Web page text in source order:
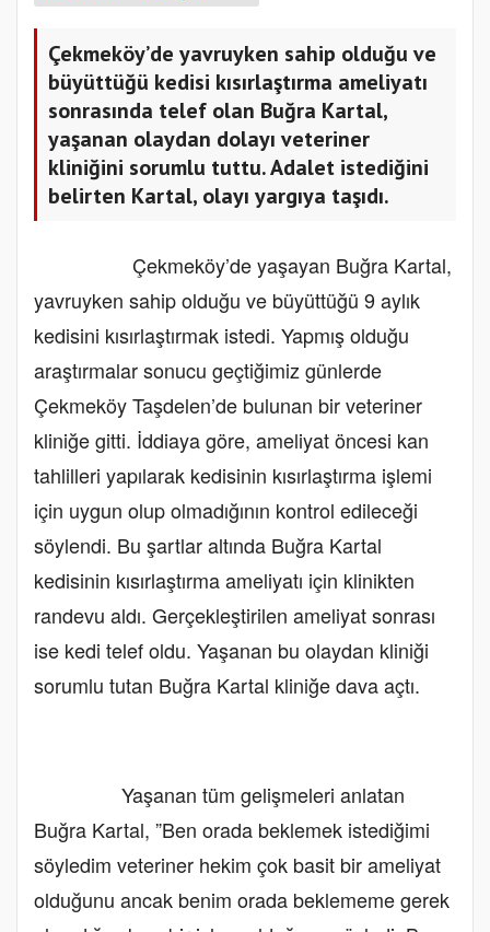
Çekmeköy’de yavruyken sahip olduğu ve
büyüttüğü kedisi kısırlaştırma ameliyatı
sonrasında telef olan Buğra Kartal,
yaşanan olaydan dolayı veteriner
kliniğini sorumlu tuttu. Adalet istediğini
belirten Kartal, olayı yargıya taşıdı.
Çekmeköy’de yaşayan Buğra Kartal,
yavruyken sahip olduğu ve büyüttüğü 9 aylık
kedisini kısırlaştırmak istedi. Yapmış olduğu
araştırmalar sonucu geçtiğimiz günlerde
Çekmeköy Taşdelen’de bulunan bir veteriner
kliniğe gitti. İddiaya göre, ameliyat öncesi kan
tahlilleri yapılarak kedisinin kısırlaştırma işlemi
için uygun olup olmadığının kontrol edileceği
söylendi. Bu şartlar altında Buğra Kartal
kedisinin kısırlaştırma ameliyatı için klinikten
randevu aldı. Gerçekleştirilen ameliyat sonrası
ise kedi telef oldu. Yaşanan bu olaydan kliniği
sorumlu tutan Buğra Kartal kliniğe dava açtı.
Yaşanan tüm gelişmeleri anlatan
Buğra Kartal, ”Ben orada beklemek istediğimi
söyledim veteriner hekim çok basit bir ameliyat
olduğunu ancak benim orada beklememe gerek